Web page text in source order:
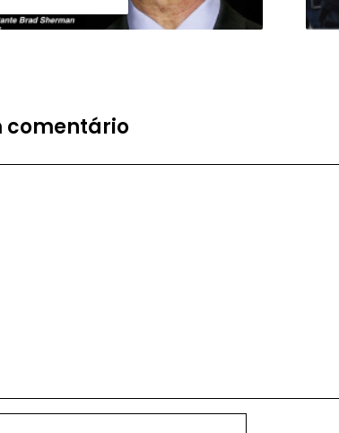
comentário